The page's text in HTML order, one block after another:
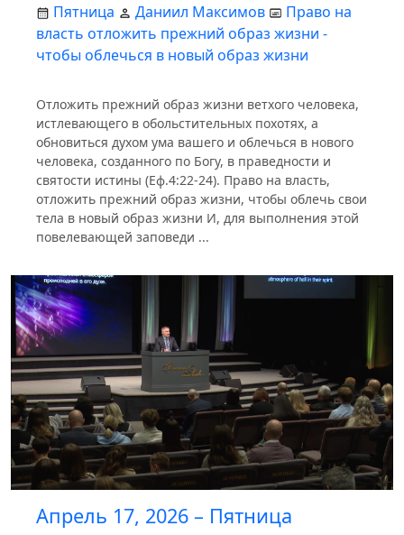
Пятница Даниил Максимов
Право на
власть отложить прежний образ жизни -
чтобы облечься в новый образ жизни
Отложить прежний образ жизни ветхого человека,
истлевающего в обольстительных похотях, а
обновиться духом ума вашего и облечься в нового
человека, созданного по Богу, в праведности и
святости истины (Еф.4:22-24). Право на власть,
отложить прежний образ жизни, чтобы облечь свои
тела в новый образ жизни И, для выполнения этой
повелевающей заповеди ...
Апрель 17, 2026 – Пятница